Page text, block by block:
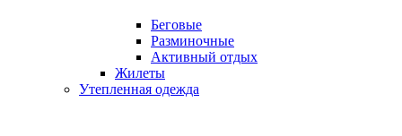
Беговые
Разминочные
Активный отдых
Жилеты
Утепленная одежда